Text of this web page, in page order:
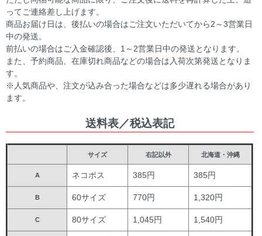
ってご連絡差し上げます。
商品お届け日は、後払いの場合はご注文いただいてから2～3営業日
中の発送。
前払いの場合はご入金確認後、1～2営業日中の発送となります。
また、予約商品、在庫切れ商品などの場合は入荷次第発送となりま
す。
※人気商品や、注文が込み合った場合などは多少遅れる場合があり
ます。
送料表／税込表記
サイズ 右記以外 北海道・沖縄
A ネコポス 385円 385円
B 60サイズ 770円 1,320円
C 80サイズ 1,045円 1,540円